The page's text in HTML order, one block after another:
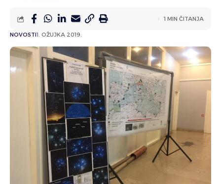
NOVOSTI1. OŽUJKA 2019.
1 MIN ČITANJA